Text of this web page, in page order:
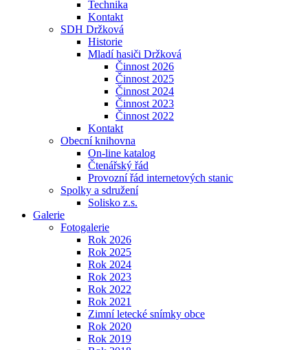
Technika
Kontakt
SDH Držková
Historie
Mladí hasiči Držková
Činnost 2026
Činnost 2025
Činnost 2024
Činnost 2023
Činnost 2022
Kontakt
Obecní knihovna
On-line katalog
Čtenářský řád
Provozní řád internetových stanic
Spolky a sdružení
Solisko z.s.
Galerie
Fotogalerie
Rok 2026
Rok 2025
Rok 2024
Rok 2023
Rok 2022
Rok 2021
Zimní letecké snímky obce
Rok 2020
Rok 2019